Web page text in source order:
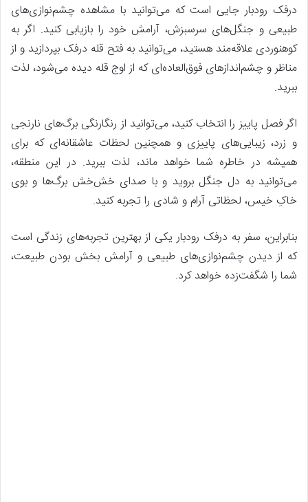
درفک رودبار جایی است که می‌توانید با مشاهده چشم‌نوازی‌های
طبیعی و جنگل‌های سرسبزش، آرامش خود را بازیابی کنید. اگر به
کوهنوردی علاقه‌مند هستید، می‌توانید به فتح قله درفک بپردازید و از
مناظر و چشم‌اندازهای فوق‌العاده‌ای که از اوج قله دیده می‌شود، لذت
ببرید.
اگر فصل پاییز را انتخاب کنید، می‌توانید از رنگارنگی برگ‌های نارنجی
و زرد، زیبایی‌های پاییزی و همچنین لحظات عاشقانه‌ای که برای
همیشه در خاطره شما خواهد ماند، لذت ببرید. در این منطقه،
می‌توانید به دل جنگل بروید و با صدای خش‌خش برگ‌ها و بوی
خاکِ خیس، لحظاتی آرام و شادی را تجربه کنید.
بنابراین، سفر به درفک رودبار یکی از بهترین تجربه‌های زندگی است
که از دیدن چشم‌نوازی‌های طبیعی و آرامش بخش بودن طبیعت،
شما را شگفت‌زده خواهد کرد.